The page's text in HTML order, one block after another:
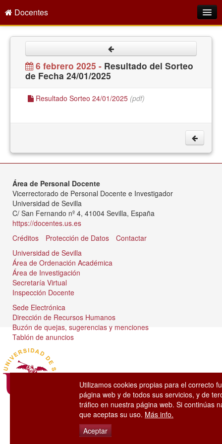
Docentes
Empleo Público
Gestión PDI
Formación y Evaluación
Directorio
6 febrero 2025 - Resultado del Sorteo
de Fecha 24/01/2025
Resultado Sorteo 24/01/2025 (pdf)
Área de Personal Docente
Vicerrectorado de Personal Docente e Investigador
Universidad de Sevilla
C/ San Fernando nº 4, 41004 Sevilla, España
https://docentes.us.es
Créditos
Protección de Datos
Contactar
Universidad de Sevilla
Área de Ordenación Académica
Área de Investigación
Secretaría Virtual
Inspección Docente
Sede Electrónica
Dirección de Recursos Humanos
Buzón de quejas, sugerencias y menciones
Tablón de anuncios
Utilizamos cookies propias para el correcto
página web y de todos sus servicios, y de
tráfico en nuestra página web. Si continúas
que aceptas su uso. Más info.
Aceptar